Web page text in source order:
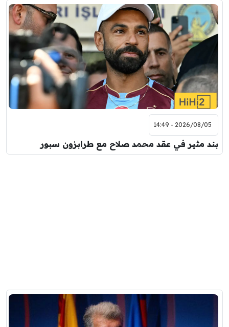
2026/08/05 - 14:49
بند مثير في عقد محمد صلاح مع طرابزون سبور